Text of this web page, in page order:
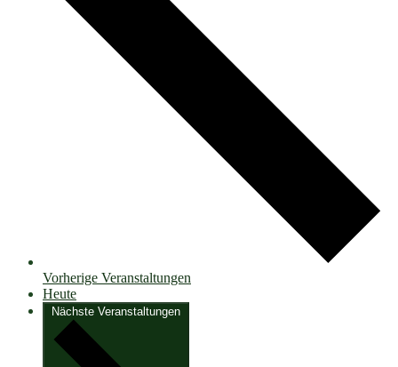
Vorherige Veranstaltungen
Heute
Nächste Veranstaltungen